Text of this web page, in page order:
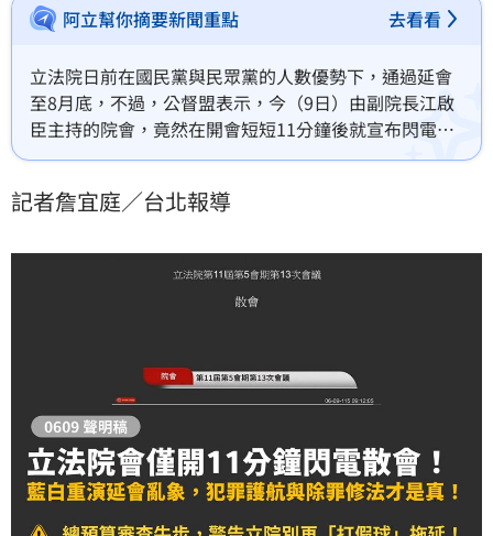
阿立幫你摘要新聞重點 去看看
立法院日前在國民黨與民眾黨的人數優勢下，通過延會
至8月底，不過，公督盟表示，今（9日）由副院長江啟
臣主持的院會，竟然在開會短短11分鐘後就宣布閃電散
會，僅三讀《文化資產保存法》與《市區道路條例》兩
會時，議場台下空蕩蕩，僅剩零星立委出席。公督盟嚴
爛，還是作秀？」
記者詹宜庭／台北報導